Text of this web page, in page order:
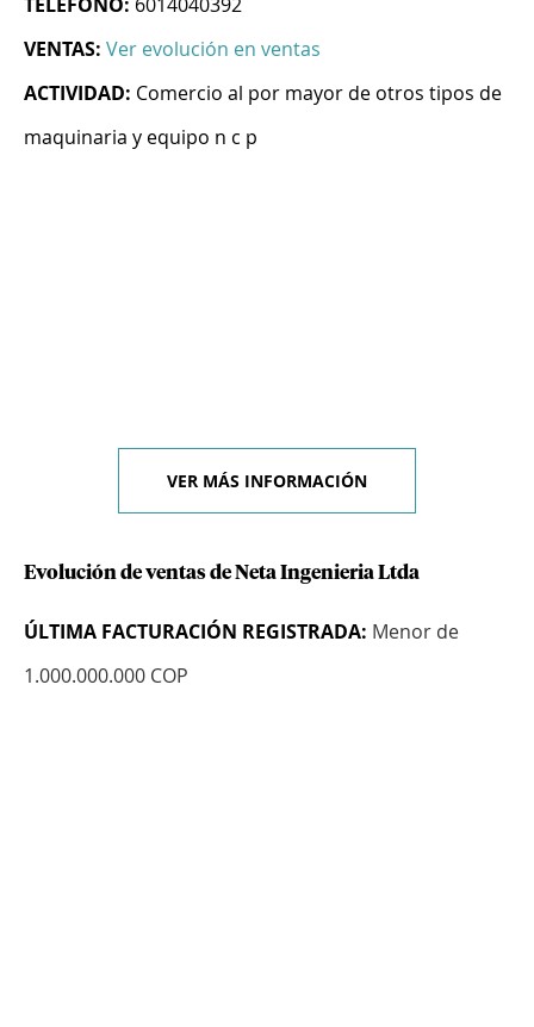
VENTAS: Ver evolución en ventas
ACTIVIDAD: Comercio al por mayor de otros tipos de
maquinaria y equipo n c p
VER MÁS INFORMACIÓN
Evolución de ventas de Neta Ingenieria Ltda
ÚLTIMA FACTURACIÓN REGISTRADA: Menor de
1.000.000.000 COP